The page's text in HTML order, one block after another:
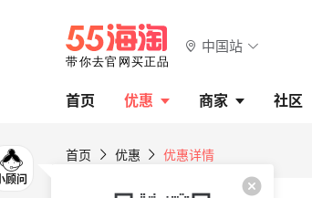
中国站
首页 优惠 商家 社区
首页 优惠 优惠详情